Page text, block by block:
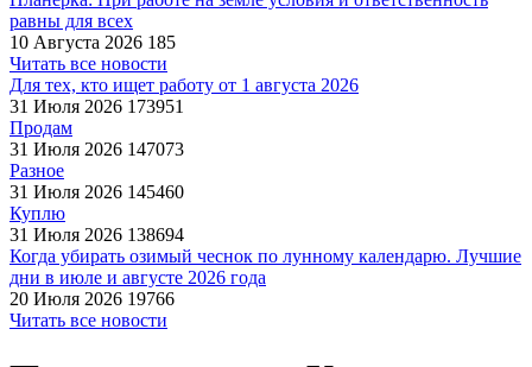
равны для всех
10 Августа 2026 185
Читать все новости
Для тех, кто ищет работу от 1 августа 2026
31 Июля 2026 173951
Продам
31 Июля 2026 147073
Разное
31 Июля 2026 145460
Куплю
31 Июля 2026 138694
Когда убирать озимый чеснок по лунному календарю. Лучшие
дни в июле и августе 2026 года
20 Июля 2026 19766
Читать все новости